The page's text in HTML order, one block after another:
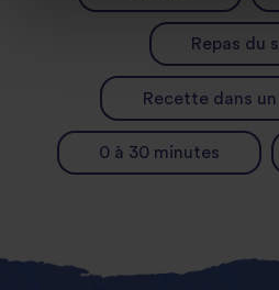
Repas du
Recette dans
0 à 30 minutes